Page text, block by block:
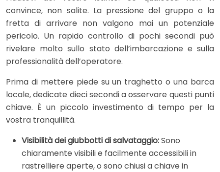
convince, non salite. La pressione del gruppo o la
fretta di arrivare non valgono mai un potenziale
pericolo. Un rapido controllo di pochi secondi può
rivelare molto sullo stato dell’imbarcazione e sulla
professionalità dell’operatore.
Prima di mettere piede su un traghetto o una barca
locale, dedicate dieci secondi a osservare questi punti
chiave. È un piccolo investimento di tempo per la
vostra tranquillità.
Visibilità dei giubbotti di salvataggio:Sono
chiaramente visibili e facilmente accessibili in
rastrelliere aperte, o sono chiusi a chiave in